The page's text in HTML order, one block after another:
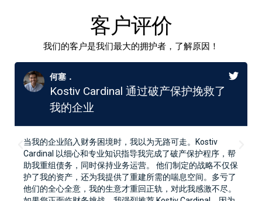
客户评价
我们的客户是我们最大的拥护者，了解原因！
何塞．
Kostiv Cardinal 通过破产保护挽救了
我的企业
当我的企业陷入财务困境时，我以为无路可走。Kostiv
Cardinal 以细心和专业知识指导我完成了破产保护程序，帮
助我重组债务，同时保持业务运营。 他们制定的战略不仅保
护了我的资产，还为我提供了重建所需的喘息空间。多亏了
他们的全心全意，我的生意才重回正轨，对此我感激不尽。